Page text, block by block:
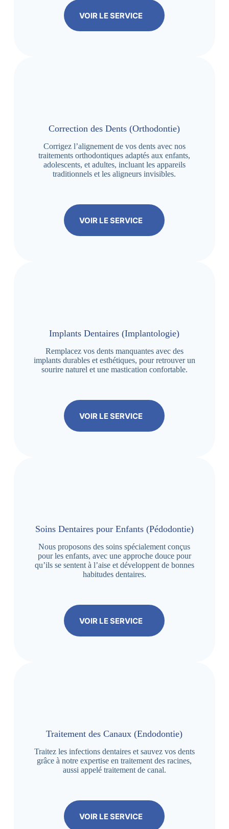
VOIR LE SERVICE
Correction des Dents (Orthodontie)
Corrigez l’alignement de vos dents avec nos
traitements orthodontiques adaptés aux enfants,
adolescents, et adultes, incluant les appareils
traditionnels et les aligneurs invisibles.
VOIR LE SERVICE
Implants Dentaires (Implantologie)
Remplacez vos dents manquantes avec des
implants durables et esthétiques, pour retrouver un
sourire naturel et une mastication confortable.
VOIR LE SERVICE
Soins Dentaires pour Enfants (Pédodontie)
Nous proposons des soins spécialement conçus
pour les enfants, avec une approche douce pour
qu’ils se sentent à l’aise et développent de bonnes
habitudes dentaires.
VOIR LE SERVICE
Traitement des Canaux (Endodontie)
Traitez les infections dentaires et sauvez vos dents
grâce à notre expertise en traitement des racines,
aussi appelé traitement de canal.
VOIR LE SERVICE